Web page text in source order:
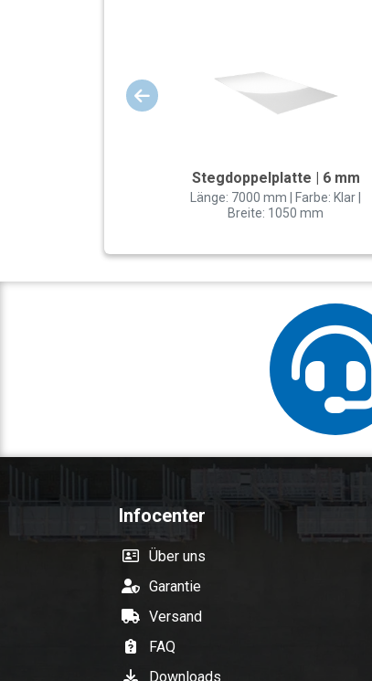
Stegdoppelplatte | 6 mm
Länge: 7000 mm | Farbe: Klar |
Breite: 1050 mm
Infocenter
Über uns
Garantie
Versand
FAQ
Downloads